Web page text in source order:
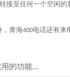
接至任何一个空闲的
青海400电话还有来
甘肃400电话最实用的功能有哪些？